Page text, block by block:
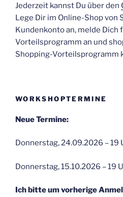
Jederzeit kannst Du über den
Lege Dir im Online-Shop von
Kundenkonto an, melde Dich
Vorteilsprogramm an und
Shopping-Vorteilsprogramm
WORKSHOPTERMINE
Neue Termine:
Donnerstag, 24.09.2026 – 19
Donnerstag, 15.10.2026 – 19
Ich bitte um vorherige